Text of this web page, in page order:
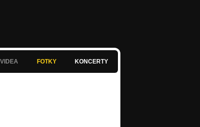
VIDEA FOTKY KONCERTY